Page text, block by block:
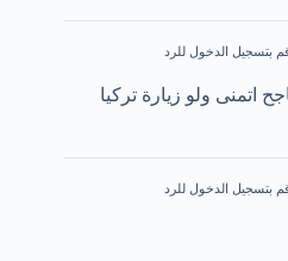
بتسجيل الدخول للرد
اتمنى ولو زيارة تركيا
بتسجيل الدخول للرد